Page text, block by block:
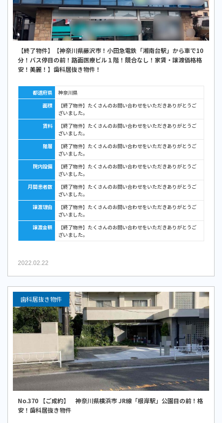
【終了物件】【神奈川県藤沢市！小田急電鉄「湘南台駅」から車で10
分！バス停目の前！路面医療ビル１階！競合なし！家賃・譲渡価格格
安！美麗！】歯科居抜き物件！
都道府県
神奈川県
面積
【終了物件】たくさんのお問い合わせをいただきありがとうご
ざいました。
賃料
【終了物件】たくさんのお問い合わせをいただきありがとうご
ざいました。
階層
【終了物件】たくさんのお問い合わせをいただきありがとうご
ざいました。
院内設備
【終了物件】たくさんのお問い合わせをいただきありがとうご
ざいました。
月間患者数
【終了物件】たくさんのお問い合わせをいただきありがとうご
ざいました。
譲渡理由
【終了物件】たくさんのお問い合わせをいただきありがとうご
ざいました。
譲渡金額
【終了物件】たくさんのお問い合わせをいただきありがとうご
ざいました。
2022.02.22
歯科居抜き物件
No.370 【ご成約】 神奈川県横浜市 JR線「根岸駅」公園目の前！格
安！歯科居抜き物件